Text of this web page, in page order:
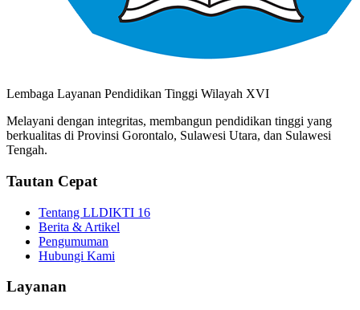
Lembaga Layanan Pendidikan Tinggi Wilayah XVI
Melayani dengan integritas, membangun pendidikan tinggi yang
berkualitas di Provinsi Gorontalo, Sulawesi Utara, dan Sulawesi
Tengah.
Tautan Cepat
Tentang LLDIKTI 16
Berita & Artikel
Pengumuman
Hubungi Kami
Layanan